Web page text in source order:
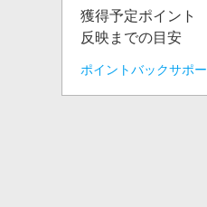
獲得予定ポイント
反映までの目安
ポイントバックサポ